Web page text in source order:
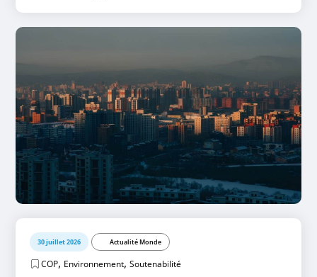
30 juillet 2026 Actualité Monde
COP, Environnement,Soutenabilité